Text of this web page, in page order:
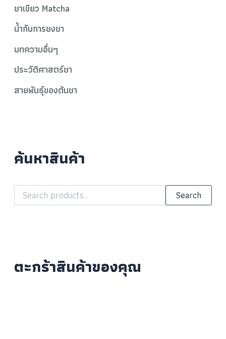
ชาเขียว Matcha
น้ำกับการชงชา
บทความอื่นๆ
ประวัติศาสตร์ชา
สายพันธุ์ของต้นชา
ค้นหาสินค้า
Search
ตะกร้าสินค้าของคุณ